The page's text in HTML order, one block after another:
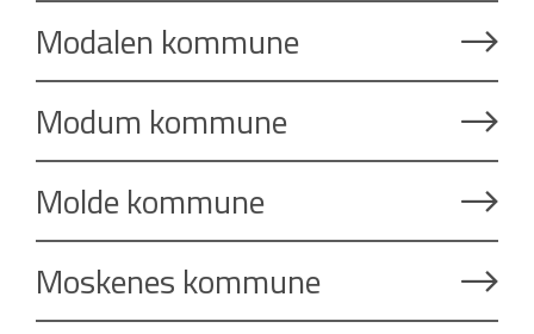
Modalen kommune
Modum kommune
Molde kommune
Moskenes kommune